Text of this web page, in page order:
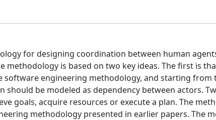
for designing coordination between human
methodology is based on two key ideas. The first is
software engineering methodology, and starting from
be modeled as dependency between actors.
goals, acquire resources or execute a plan. The
methodology presented in earlier papers. The